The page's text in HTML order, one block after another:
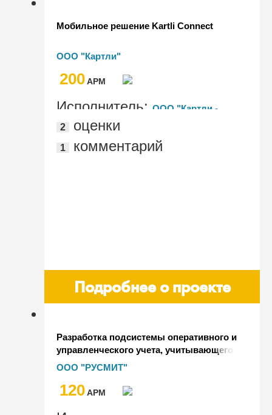
Мобильное решение Kartli Connect
ООО "Картли"
200AРМ
Исполнитель: ООО "Картли -
Информационные технологии"
2 оценки
1 комментарий
Подробнее о проекте
Разработка подсистемы оперативного и
управленческого учета, учитывающего
специфику свиноводческого
Управление предприятием"
ООО "РУСМИТ"
120AРМ